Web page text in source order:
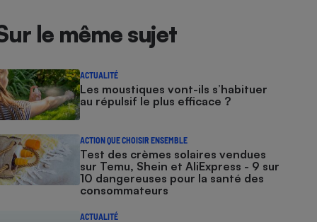
le même sujet
ACTUALITÉ
Les moustiques vont-ils s’habituer
au répulsif le plus efficace ?
ACTION QUE CHOISIR ENSEMBLE
Test des crèmes solaires vendues
sur Temu, Shein et AliExpress - 9 sur
10 dangereuses pour la santé des
consommateurs
ACTUALITÉ